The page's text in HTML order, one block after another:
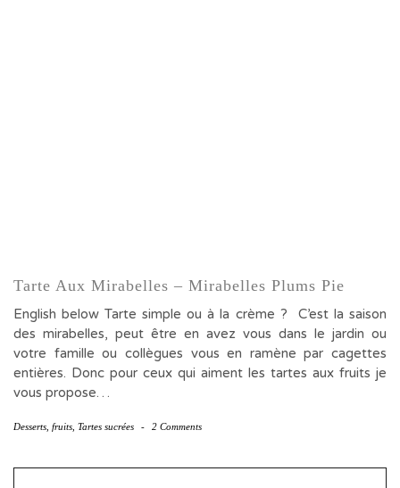
Tarte Aux Mirabelles – Mirabelles Plums Pie
English below Tarte simple ou à la crème ? C’est la saison
des mirabelles, peut être en avez vous dans le jardin ou
votre famille ou collègues vous en ramène par cagettes
entières. Donc pour ceux qui aiment les tartes aux fruits je
vous propose…
Desserts fruits Tartes sucrées - 2 Comments